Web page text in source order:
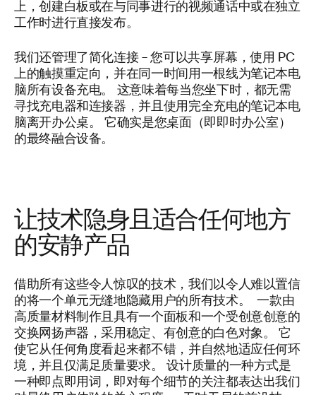
上，创建白板或在与同事进行的视频通话中或在独立
工作时进行直接发布。
我们还管理了简化连接 – 您可以共享屏幕，使用 PC
上的触摸重定向，并在同一时间用一根线为笔记本电
脑所有设备充电。 这意味着每当您坐下时，都无需
寻找充电器和连接器，并且使用完全充电的笔记本电
脑离开办公桌。 它确实是您桌面（即即时办公室）
的最终融合设备。
让技术隐身且适合任何地方
的安静产品
借助所有这些令人惊叹的技术，我们以令人难以置信
的将一个单元无缝地隐藏用户的所有技术。 一款由
高质量材料制作且具有一个面板和一个受创意创意的
交换网扬声器，采用稳定、有创意的白色对象。 它
使它从任何角度看起来都不错，并自然地适应任何环
境，并且仅满足质量要求。 设计质量的一种方式是
一种即点即用词，即对每个细节的关注都表达出我们